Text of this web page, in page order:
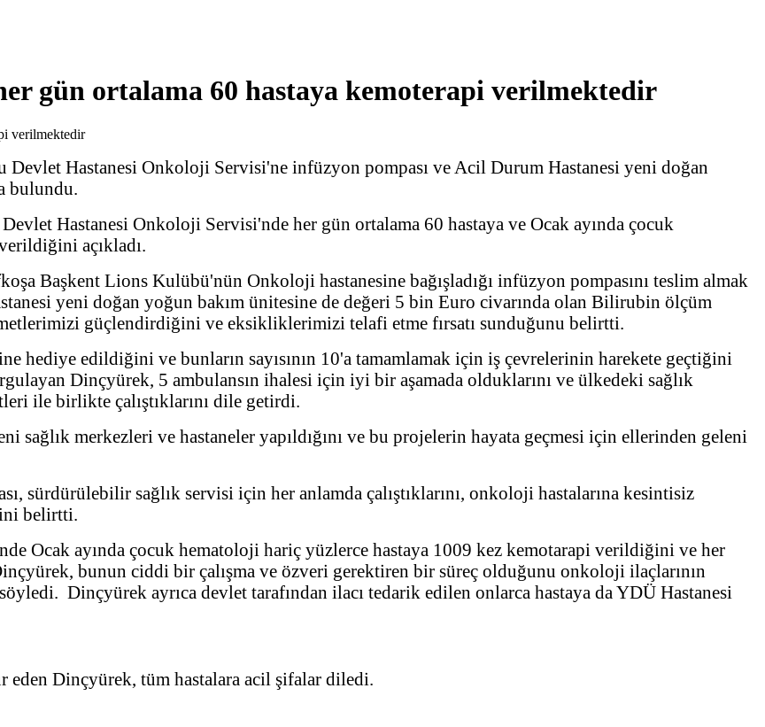
gün ortalama 60 hastaya kemoterapi verilmektedir
Hastanesi Onkoloji Servisi'ne infüzyon pompası ve Acil Durum Hastanesi yeni doğan
bulundu.
Hastanesi Onkoloji Servisi'nde her gün ortalama 60 hastaya ve Ocak ayında çocuk
açıkladı.
Başkent Lions Kulübü'nün Onkoloji hastanesine bağışladığı infüzyon pompasını teslim almak
yeni doğan yoğun bakım ünitesine de değeri 5 bin Euro civarında olan Bilirubin ölçüm
güçlendirdiğini ve eksikliklerimizi telafi etme fırsatı sunduğunu belirtti.
hediye edildiğini ve bunların sayısının 10'a tamamlamak için iş çevrelerinin harekete geçtiğini
Dinçyürek, 5 ambulansın ihalesi için iyi bir aşamada olduklarını ve ülkedeki sağlık
ile birlikte çalıştıklarını dile getirdi.
merkezleri ve hastaneler yapıldığını ve bu projelerin hayata geçmesi için ellerinden geleni
sürdürülebilir sağlık servisi için her anlamda çalıştıklarını, onkoloji hastalarına kesintisiz
belirtti.
Ocak ayında çocuk hematoloji hariç yüzlerce hastaya 1009 kez kemotarapi verildiğini ve her
bunun ciddi bir çalışma ve özveri gerektiren bir süreç olduğunu onkoloji ilaçlarının
Dinçyürek ayrıca devlet tarafından ilacı tedarik edilen onlarca hastaya da YDÜ Hastanesi
eden Dinçyürek, tüm hastalara acil şifalar diledi.